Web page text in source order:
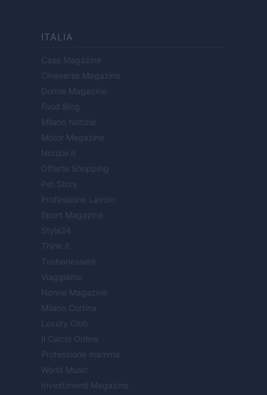
ITALIA
Casa Magazine
Cineverse Magazine
Donne Magazine
Food Blog
Milano Notizie
Motor Magazine
Notizie.it
Offerte Shopping
Pet Story
Professione Lavoro
Sport Magazine
Style24
Think.it
Tuobenessere
Viaggiamo
Nonne Magazine
Milano Cortina
Luxury Club
Il Calcio Online
Professione mamma
World Music
Investimenti Magazine